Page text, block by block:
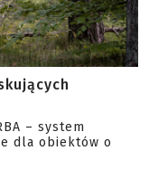
– system
dla obiektów o